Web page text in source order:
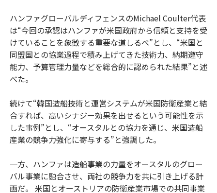
ハンファグローバルディフェンスのMichael Coulter代表
は“今回の承認はハンファが米国政府から信頼と支持を受
けていることを象徴する重要な道しるべ”とし、“米国と
同盟国との協業過程で積み上げてきた技術力、納期遵守
能力、予算管理力量などを総合的に認められた結果”と述
べた。
続けて“韓国造船技術と運営システムが米国防衛産業と結
合すれば、高いシナジー効果を出せるという可能性を示
した事例”とし、“オースタルとの協力を通じ、米国造船
産業の競争力強化に寄与する”と強調した。
一方、ハンファは造船事業の力量をオースタルのグロー
バル事業に融合させ、両社の競争力を共に引き上げる計
画だ。 米国とオーストリアの防衛産業市場での共同事業